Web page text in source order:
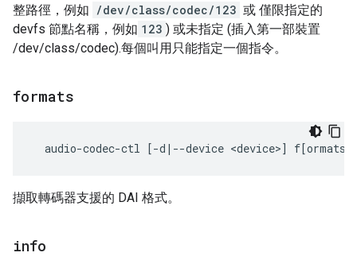
整路徑，例如 /dev/class/codec/123 或 僅限指定的
devfs 節點名稱，例如 123 ) 或未指定 (插入第一部裝置
/dev/class/codec).每個叫用只能指定一個指令。
formats
擷取轉碼器支援的 DAI 格式。
info